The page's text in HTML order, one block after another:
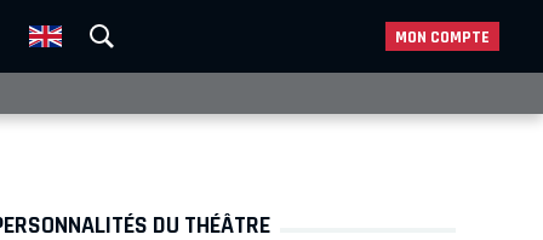
MON COMPTE
DU THÉÂTRE